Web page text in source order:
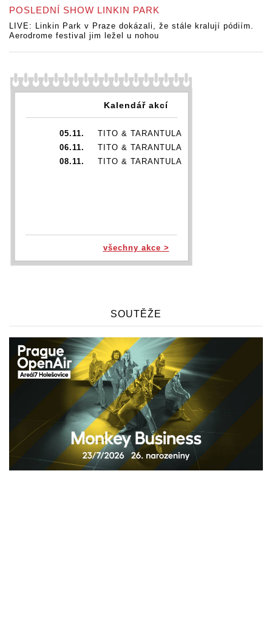
POSLEDNÍ SHOW LINKIN PARK
LIVE: Linkin Park v Praze dokázali, že stále kralují pódiím.
Aerodrome festival jim ležel u nohou
Kalendář akcí
05.11.
TITO & TARANTULA
06.11.
TITO & TARANTULA
08.11.
TITO & TARANTULA
všechny akce >
SOUTĚŽE